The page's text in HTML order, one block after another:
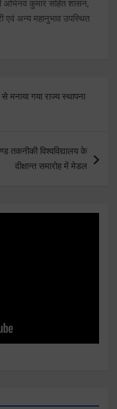
अभिनव कुमार सहित शासन,
एवं अन्य महानुभाव उपस्थित
मनाया गया राज्य स्थापना
तकनीकी विश्वविद्यालय के
दीक्षान्त समारोह में मेडल